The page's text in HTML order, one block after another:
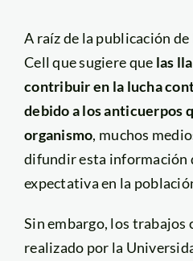
A raíz de la publicación
Cell que sugiere que las
contribuir en la lucha
debido a los anticuerpos
organismo, muchos
difundir esta información
expectativa en la
Sin embargo, los trabajos
realizado por la